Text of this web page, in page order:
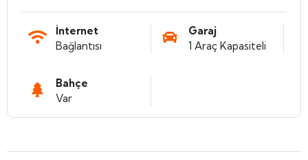
İnternet
Bağlantısı
Garaj
1 Araç Kapasiteli
Bahçe
Var